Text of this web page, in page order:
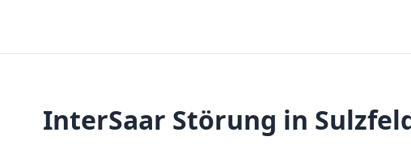
InterSaar Störung in